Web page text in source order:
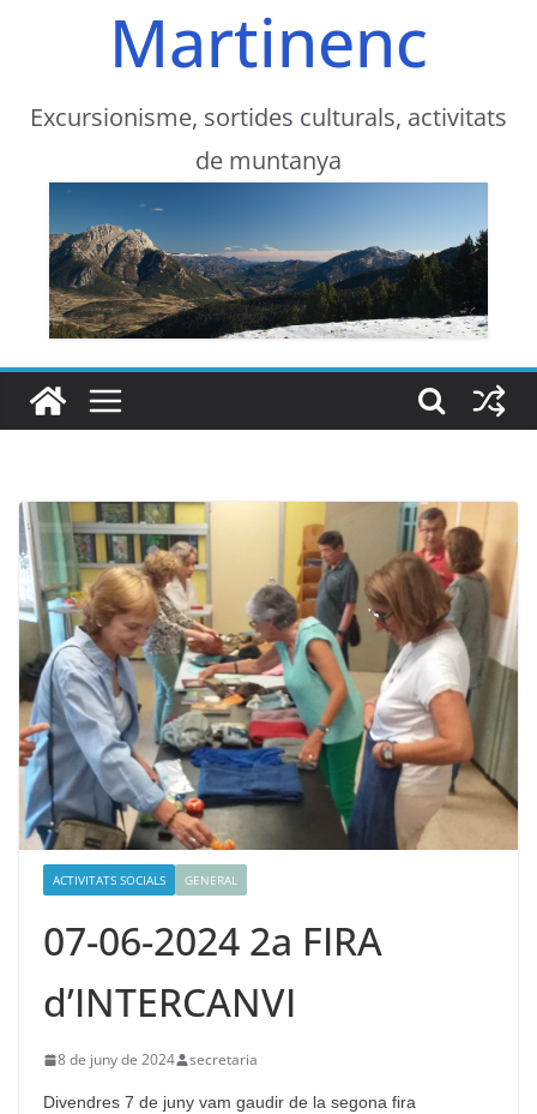
Martinenc
Excursionisme, sortides culturals, activitats
de muntanya
ACTIVITATS SOCIALS GENERAL
07-06-2024 2a FIRA
d’INTERCANVI
8 de juny de 2024 secretaria
Divendres 7 de juny vam gaudir de la segona fira